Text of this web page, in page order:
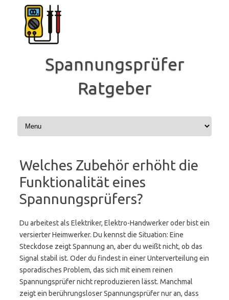
Inhalt
springen
Spannungsprüfer
Ratgeber
Welches Zubehör erhöht die
Funktionalität eines
Spannungsprüfers?
Du arbeitest als Elektriker, Elektro-Handwerker oder bist ein
versierter Heimwerker. Du kennst die Situation: Eine
Steckdose zeigt Spannung an, aber du weißt nicht, ob das
Signal stabil ist. Oder du findest in einer Unterverteilung ein
sporadisches Problem, das sich mit einem reinen
Spannungsprüfer nicht reproduzieren lässt. Manchmal
zeigt ein berührungsloser Spannungsprüfer nur an, dass